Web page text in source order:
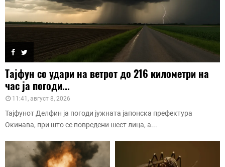
Тајфун со удари на ветрот до 216 километри на
час ја погоди...
11:41, август 8, 2026
Тајфунот Делфин ја погоди јужната јапонска префектура
Окинава, при што се повредени шест лица, а...